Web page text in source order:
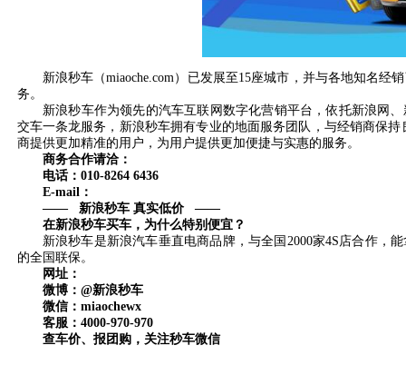
新浪秒车（miaoche.com）已发展至15座城市，并与各地知名经
务。
新浪秒车作为领先的汽车互联网数字化营销平台，依托新浪网、
交车一条龙服务，新浪秒车拥有专业的地面服务团队，与经销商保
商提供更加精准的用户，为用户提供更加便捷与实惠的服务。
商务合作请洽：
电话：010-8264 6436
E-mail：
—— 新浪秒车 真实低价 ——
在新浪秒车买车，为什么特别便宜？
新浪秒车是新浪汽车垂直电商品牌，与全国2000家4S店合作，
的全国联保。
网址：
微博：@新浪秒车
微信：miaochewx
客服：4000-970-970
查车价、报团购，关注秒车微信